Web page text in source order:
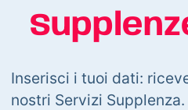
Inserisci i tuoi dati:
nostri Servizi